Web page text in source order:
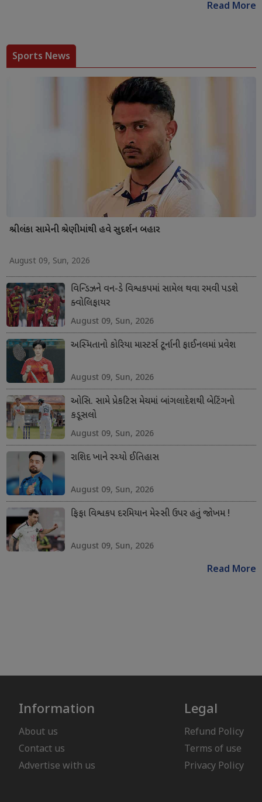
Read More
Sports News
શ્રીલંકા સામેની શ્રેણીમાંથી હવે સુદર્શન બહાર
August 09, Sun, 2026
વિન્ડિઝને વન-ડે વિશ્વકપમાં સામેલ થવા રમવી પડશે
ક્વોલિફાયર
August 09, Sun, 2026
અસ્મિતાનો કોરિયા માસ્ટર્સ ટૂર્નાની ફાઈનલમાં પ્રવેશ
August 09, Sun, 2026
ઓસિ. સામે પ્રેકટિસ મેચમાં બાંગલાદેશથી બેટિંગનો
કડૂસલો
August 09, Sun, 2026
રાશિદ ખાને રચ્યો ઈતિહાસ
August 09, Sun, 2026
ફિફા વિશ્વકપ દરમિયાન મેસ્સી ઉપર હતું જોખમ !
August 09, Sun, 2026
Read More
Information
About us
Contact us
Advertise with us
Legal
Refund Policy
Terms of use
Privacy Policy